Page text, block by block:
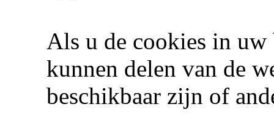
Als u de cookies in
kunnen delen van de
beschikbaar zijn of